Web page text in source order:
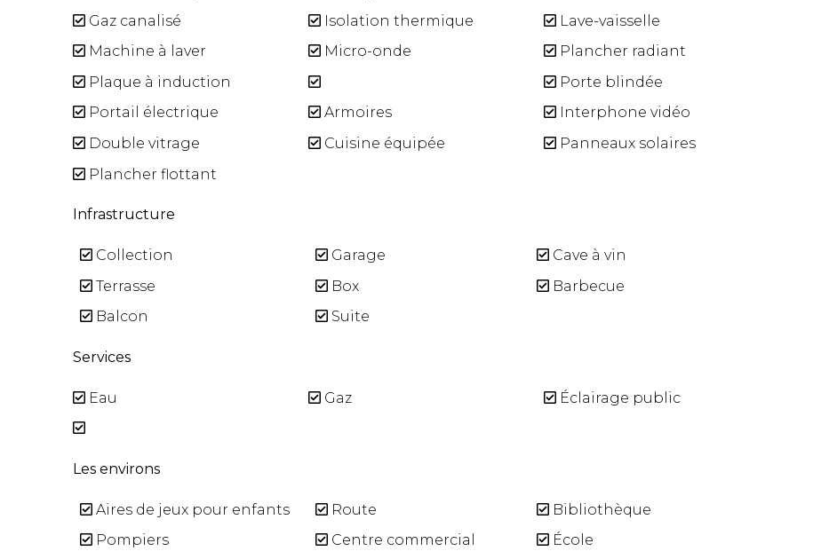
Gaz canalisé
Isolation thermique
Lave-vaisselle
Machine à laver
Micro-onde
Plancher radiant
Plaque à induction
Porte blindée
Portail électrique
Armoires
Interphone vidéo
Double vitrage
Cuisine équipée
Panneaux solaires
Plancher flottant
Infrastructure
Collection Garage
Cave à vin
Terrasse
Box
Barbecue
Balcon
Suite
Services
Eau Gaz Éclairage public
Les environs
Aires de jeux pour enfants Route
Bibliothèque
Pompiers
Centre commercial
École